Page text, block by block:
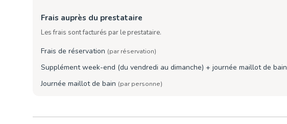
Frais auprès du prestataire
Les frais sont facturés par le prestataire.
Frais de réservation (par réservation)
Supplément week-end (du vendredi au dimanche) + journée maillot de bain
Journée maillot de bain (par personne)